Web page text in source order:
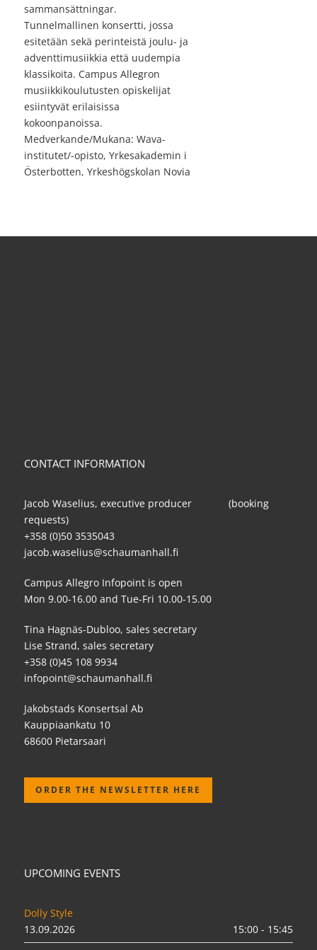
sammansättningar.
Tunnelmallinen konsertti, jossa
esitetään sekä perinteistä joulu- ja
adventtimusiikkia että uudempia
klassikoita. Campus Allegron
musiikkikoulutusten opiskelijat
esiintyvät erilaisissa
kokoonpanoissa.
Medverkande/Mukana: Wava-
institutet/-opisto, Yrkesakademin i
Österbotten, Yrkeshögskolan Novia
CONTACT INFORMATION
Jacob Waselius, executive producer (booking
requests)
+358 (0)50 3535043
jacob.waselius@schaumanhall.fi
Campus Allegro Infopoint is open
Mon 9.00-16.00 and Tue-Fri 10.00-15.00
Tina Hagnäs-Dubloo, sales secretary
Lise Strand, sales secretary
+358 (0)45 108 9934
infopoint@schaumanhall.fi
Jakobstads Konsertsal Ab
Kauppiaankatu 10
68600 Pietarsaari
ORDER THE NEWSLETTER HERE
UPCOMING EVENTS
Dolly Style
13.09.2026
15:00 - 15:45